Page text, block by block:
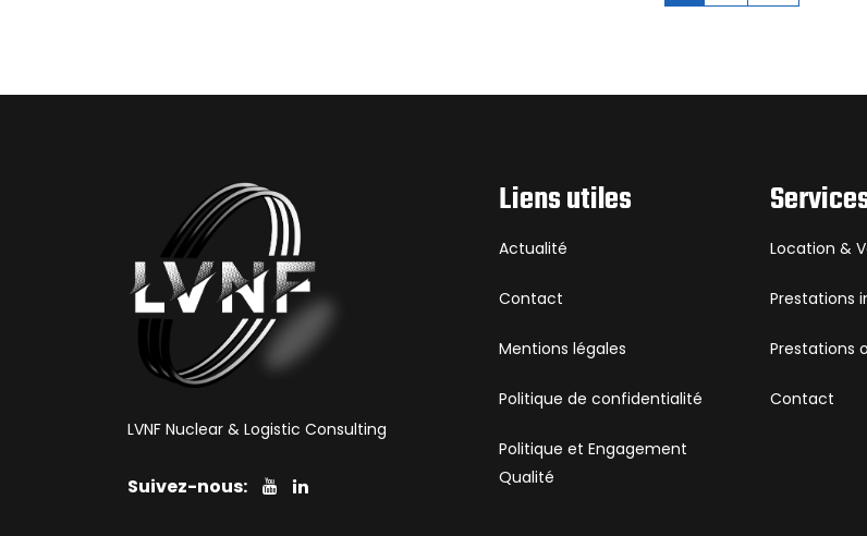
LVNF Nuclear & Logistic Consulting
Suivez-nous:
Liens utiles
Actualité
Contact
Mentions légales
Politique de confidentialité
Politique et Engagement
Qualité
Location &
Prestations
Prestations
Contact